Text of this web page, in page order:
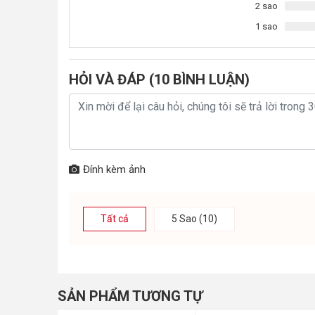
hydrogen, có tác dụng chống lão hóa; trung hòa axit
Bộ lõi lọc chức năng Karofi 5,6,7,8,9
Lõi số 5 - Lõi than hoạt tính (T33-GAC)
lạ trong nguồn nước và khử trùng toàn diện nguồn nước.
Nước sau khi được lọc qua lõi than hoạt tính hiện đại
2 sao
1 sao
HỎI VÀ ĐÁP (10 BÌNH LUẬN)
Đính kèm ảnh
Tất cả 5 Sao (10)
SẢN PHẨM TƯƠNG TỰ